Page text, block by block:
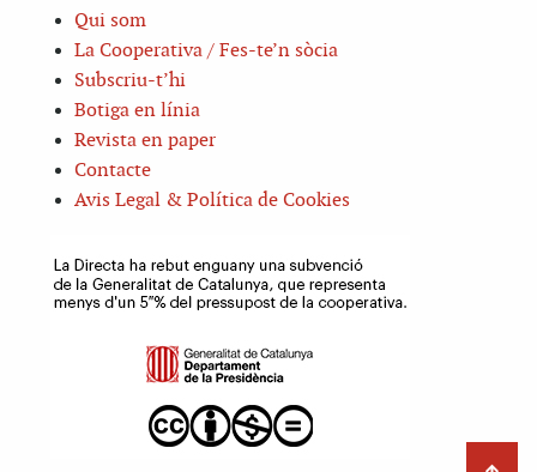
Qui som
La Cooperativa / Fes-te’n sòcia
Subscriu-t’hi
Botiga en línia
Revista en paper
Contacte
Avis Legal & Política de Cookies